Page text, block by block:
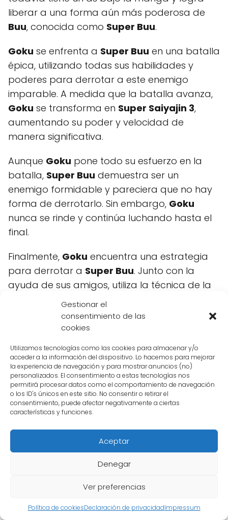
Gestionar el
consentimiento de las
cookies
Utilizamos tecnologías como las cookies para almacenar y/o
acceder a la información del dispositivo. Lo hacemos para mejorar
la experiencia de navegación y para mostrar anuncios (no)
personalizados. El consentimiento a estas tecnologías nos
permitirá procesar datos como el comportamiento de navegación
o los ID's únicos en este sitio. No consentir o retirar el
consentimiento, puede afectar negativamente a ciertas
características y funciones.
Aceptar
Denegar
Ver preferencias
Política de cookiesDeclaración de privacidadImpressum
liberar a una forma aún más poderosa de
Buu, conocida como Super Buu.
Goku se enfrenta a Super Buu en una batalla
épica, utilizando todas sus habilidades y
poderes para derrotar a este enemigo
imparable. A medida que la batalla avanza,
Goku se transforma en Super Saiyajin 3,
aumentando su poder y velocidad de
manera significativa.
Aunque Goku pone todo su esfuerzo en la
batalla, Super Buu demuestra ser un
enemigo formidable y pareciera que no hay
forma de derrotarlo. Sin embargo, Goku
nunca se rinde y continúa luchando hasta el
final.
Finalmente, Goku encuentra una estrategia
para derrotar a Super Buu. Junto con la
ayuda de sus amigos, utiliza la técnica de la
fusión y se convierte en
yVegeta.Vegitologra derrotar
Super Buuy salvar a la Tierra una vez más.
La saga deMajin Buues una de las más
emocionantes y llenas de acción en la historia
de Dragon Ball. En ella,Gokudemuestra una
vez más su valentía y determinación para
proteger a sus seres queridos y a la Tierra de